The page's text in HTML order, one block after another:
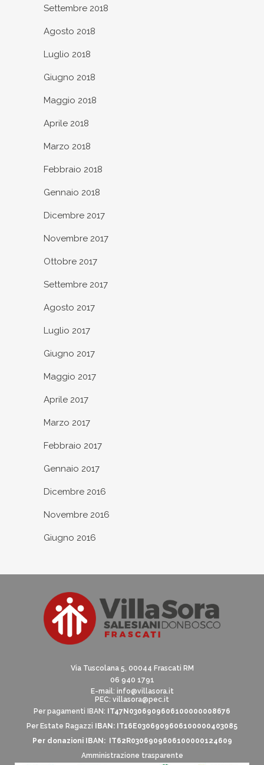
Settembre 2018
Agosto 2018
Luglio 2018
Giugno 2018
Maggio 2018
Aprile 2018
Marzo 2018
Febbraio 2018
Gennaio 2018
Dicembre 2017
Novembre 2017
Ottobre 2017
Settembre 2017
Agosto 2017
Luglio 2017
Giugno 2017
Maggio 2017
Aprile 2017
Marzo 2017
Febbraio 2017
Gennaio 2017
Dicembre 2016
Novembre 2016
Giugno 2016
Via Tuscolana 5, 00044 Frascati RM
06 940 1791
E-mail: info@villasora.it
PEC: villasora@pec.it
Per pagamenti IBAN: IT47N0306909606100000008676
Per Estate Ragazzi IBAN: IT16E0306909606100000403085
Per donazioni IBAN: IT62R0306909606100000124609
Amministrazione trasparente